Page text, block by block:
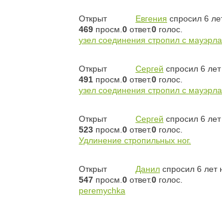
Открыт Евгения спросил 6
469 просм.0 ответ.0 голос.
узел соединения стропил с
Открыт Сергей спросил 6
491 просм.0 ответ.0 голос.
узел соединения стропил с
Открыт Сергей спросил 6
523 просм.0 ответ.0 голос.
Удлинение стропильных ног.
Открыт Данил спросил 6 лет
547 просм.0 ответ.0 голос.
peremychka